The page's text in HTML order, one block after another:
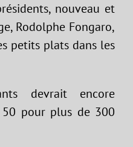
nouveau et
Rodolphe Fongaro,
petits plats dans les
devrait encore
pour plus de 300